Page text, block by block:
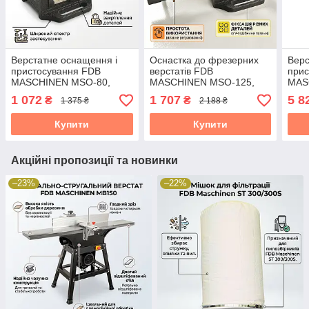
Верстатне оснащення і
пристосування FDB
MASCHINEN MSO-80,
1 072 ₴ 1 375 ₴
Купити
Оснастка до фрезерних
верстатів FDB
MASCHINEN MSO-125,
1 707₴ 2 188 ₴
Купити
5
Акційні пропозиції та новинки
–23% –22%